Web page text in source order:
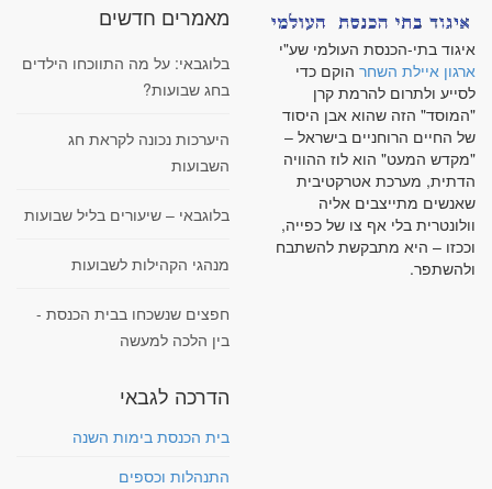
איגוד בתי-הכנסת העולמי שע"י
ארגון איילת השחר הוקם כדי
לסייע ולתרום להרמת קרן
"המוסד" הזה שהוא אבן היסוד
של החיים הרוחניים בישראל –
"מקדש המעט" הוא לוז ההוויה
הדתית, מערכת אטרקטיבית
שאנשים מתייצבים אליה
וולונטרית בלי אף צו של כפייה,
וככזו – היא מתבקשת להשתבח
ולהשתפר.
מאמרים חדשים
בלוגבאי: על מה התווכחו הילדים
בחג שבועות?
היערכות נכונה לקראת חג
השבועות
בלוגבאי – שיעורים בליל שבועות
מנהגי הקהילות לשבועות
חפצים שנשכחו בבית הכנסת -
בין הלכה למעשה
הדרכה לגבאי
בית הכנסת בימות השנה
התנהלות וכספים